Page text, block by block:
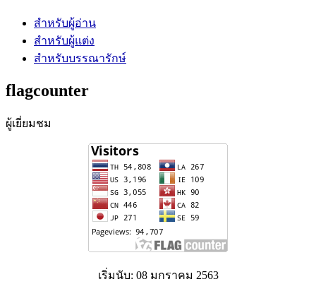
สำหรับผู้อ่าน
สำหรับผู้แต่ง
สำหรับบรรณารักษ์
flagcounter
ผู้เยี่ยมชม
เริ่มนับ: 08 มกราคม 2563